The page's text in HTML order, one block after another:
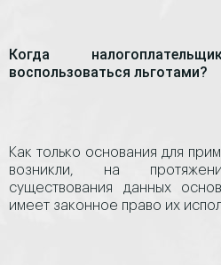
Когда
воспользоваться льготами?
Как только основания для
возникли, на
существования данных
имеет законное право их